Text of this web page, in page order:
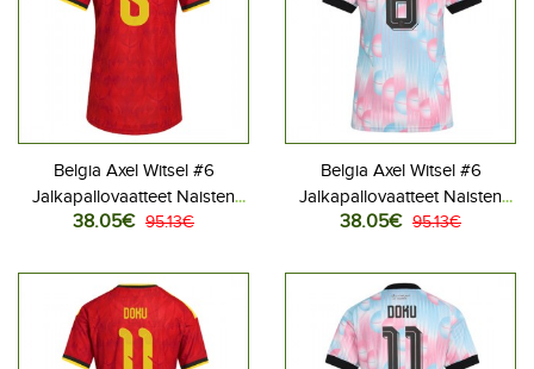
Belgia Axel Witsel #6
Jalkapallovaatteet Naisten
Kotipaita MM-kisat 2026
38.05€ 95.13€
Belgia Axel Witsel #6
Jalkapallovaatteet Naisten
Vieraspaita MM-kisat 2026
38.05€ 95.13€